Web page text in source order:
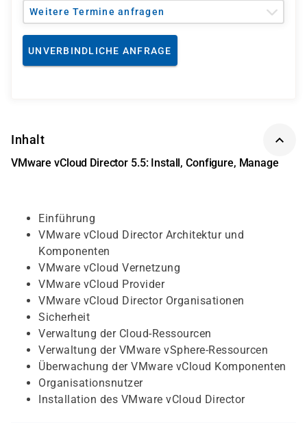
Weitere Termine anfragen
UNVERBINDLICHE ANFRAGE
Inhalt
VMware vCloud Director 5.5: Install, Configure, Manage
Einführung
VMware vCloud Director Architektur und
Komponenten
VMware vCloud Vernetzung
VMware vCloud Provider
VMware vCloud Director Organisationen
Sicherheit
Verwaltung der Cloud-Ressourcen
Verwaltung der VMware vSphere-Ressourcen
Überwachung der VMware vCloud Komponenten
Organisationsnutzer
Installation des VMware vCloud Director